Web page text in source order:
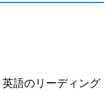
語のリーディング